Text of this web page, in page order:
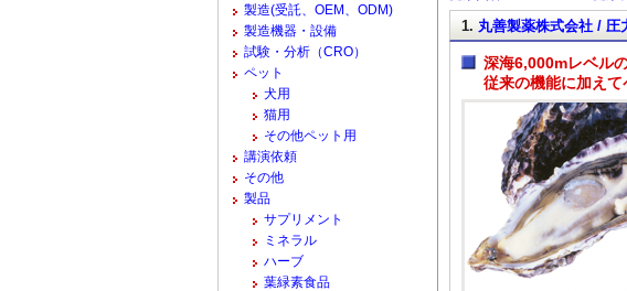
1. 丸善製薬株式会社 / 圧
深海6,000mレベル
従来の機能に加えて
製造(受託、OEM、ODM)
製造機器・設備
試験・分析（CRO）
ペット
犬用
猫用
その他ペット用
講演依頼
その他
製品
サプリメント
ミネラル
ハーブ
葉緑素食品